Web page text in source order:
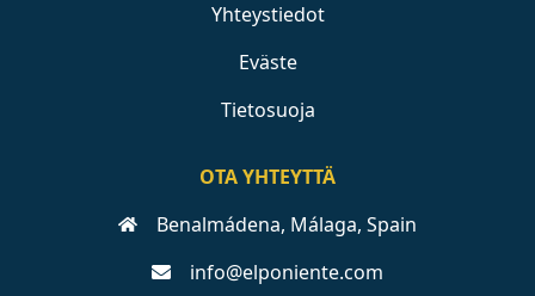
Yhteystiedot
Eväste
Tietosuoja
OTA YHTEYTTÄ
Benalmádena, Málaga, Spain
info@elponiente.com